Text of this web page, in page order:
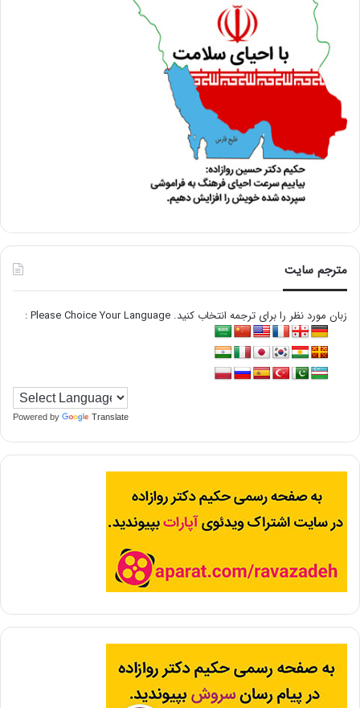
مترجم سایت
زبان مورد نظر را برای ترجمه انتخاب کنید. Please Choice Your Language :
Powered by Translate